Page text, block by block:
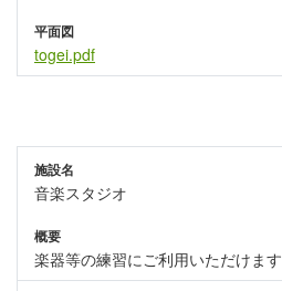
平面図
togei.pdf
施設名
音楽スタジオ
概要
楽器等の練習にご利用いただけます